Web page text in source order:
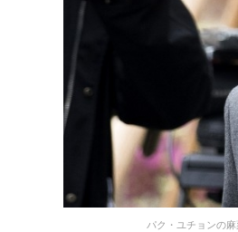
パク・ユチョンの